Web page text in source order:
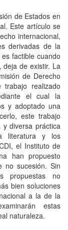
de Estados en
Este artículo se
internacional,
derivadas de la
factible cuando
deja de existir. La
de Derecho
realizado
el cual la
y adoptado una
este trabajo
diversa práctica
literatura y los
el Instituto de
han propuesto
no sucesión. Sin
propuestas no
bien soluciones
a la de la
estas
naturaleza.